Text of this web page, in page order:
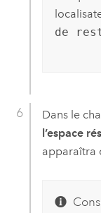
de
Dans le
l’espace
apparaîtra